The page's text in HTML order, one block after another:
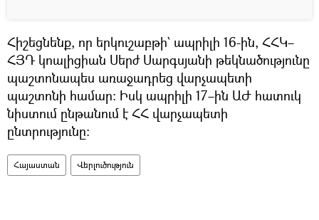
Հիշեցնենք, որ երկուշաբթի` ապրիլի 16-ին, ՀՀԿ–
ՀՅԴ կոալիցիան Սերժ Սարգսյանի թեկնածությունը
պաշտոնապես առաջադրեց վարչապետի
պաշտոնի համար։ Իսկ ապրիլի 17–ին ԱԺ հատուկ
նիստում ընթանում է ՀՀ վարչապետի
ընտրությունը։
Հայաստան Վերլուծություն